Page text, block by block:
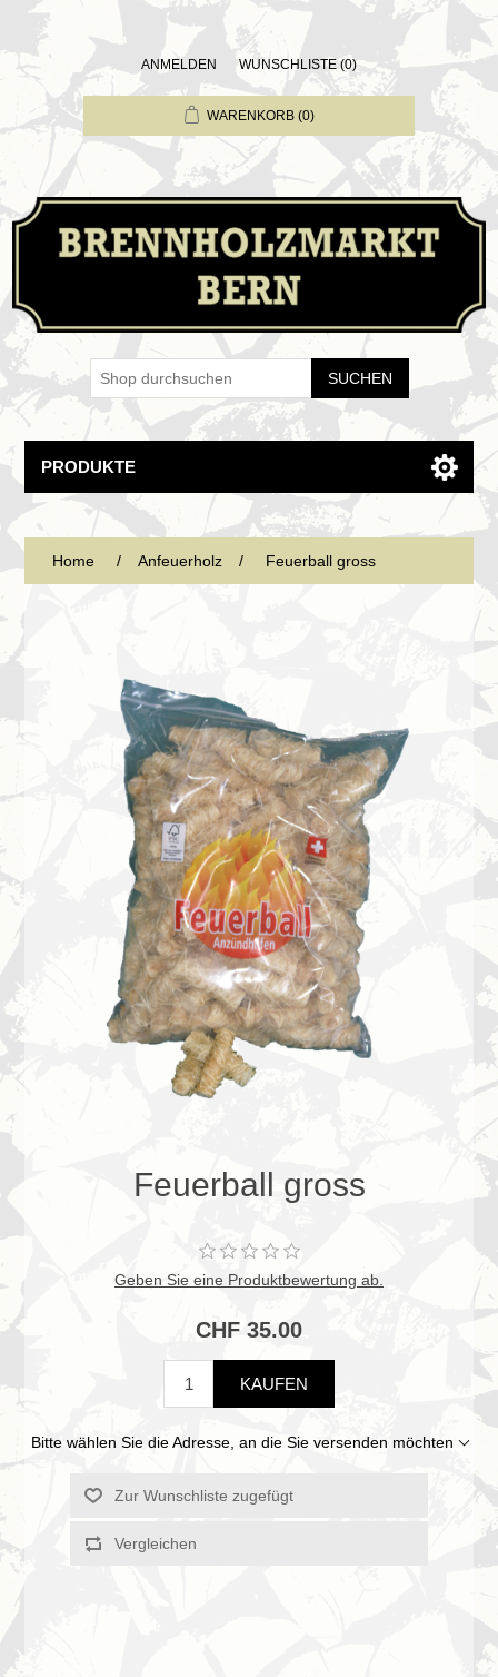
ANMELDEN WUNSCHLISTE (0)
WARENKORB (0)
SUCHEN
PRODUKTE
Home / Anfeuerholz / Feuerball gross
Feuerball gross
Geben Sie eine Produktbewertung ab.
CHF 35.00
KAUFEN
Bitte wählen Sie die Adresse, an die Sie versenden möchten
Zur Wunschliste zugefügt
Vergleichen